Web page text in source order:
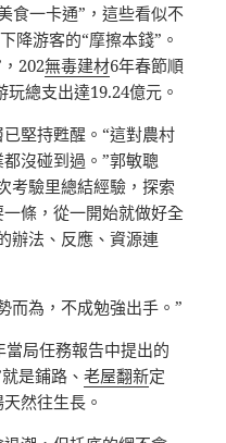
食一卡通”，這些看似不
降游客的“摩擦本錢”。
202無毒建材6年春節順
總支出達19.24億元。
堅持甦醒。“這對農村
沒碰到過。”郭敏聰
考驗里總結經驗，探索
條，從一開始就做好全
辦法、反應、資源連
而為，不成勉強出手。”
局任務報告中提出的
是鋪路、老屋翻新定
然往生長。